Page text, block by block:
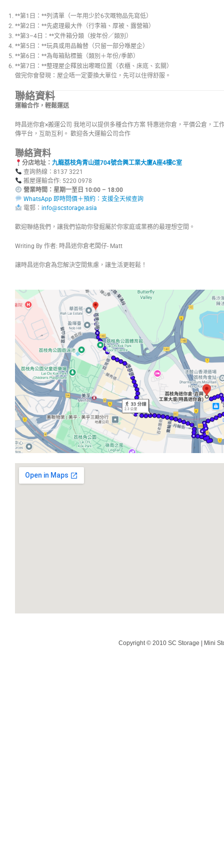
**第1日：**列清單（一年用少於6次嘅物品先寫低）
**第2日：**先處理最大件（行李箱、厚被、露營箱）
**第3–4日：**文件箱分類（按年份／類別）
**第5日：**玩具或用品輪替（只留一部分喺屋企）
**第6日：**為每箱貼標籤（類別＋年份/季節）
**第7日：**整理屋企釋放出嚟嘅位置（衣櫃、床底、玄關）
做完你會發現：屋企唔一定要換大單位，先可以住得舒服。
聯絡資料
運輸合作，輕鬆運送
時昌迷你倉×搬運公司 我地可以提供多種合作方案 特惠迷你倉，平價公倉，工
傳平台，互助互利。 歡迎各大運輸公司合作
聯絡資料
分店地址： 九龍荔枝角青山道704號合興工業大廈A座4樓C室
查詢熱線：8137 3221
搬屋運輸合作: 5220 0978
營業時間：星期一至日 10:00 – 18:00
WhatsApp 即時問價＋預約：支援全天候查詢
電郵： info@scstorage.asia
歡迎聯絡我們，讓我們協助你發掘屬於你家庭或業務的最理想空間。
Writing By 作者: 時昌迷你倉老闆仔- Matt
讓時昌迷你倉為您解決空間焦慮，讓生活更輕鬆！
Copyright © 2010 SC Storage | Mini